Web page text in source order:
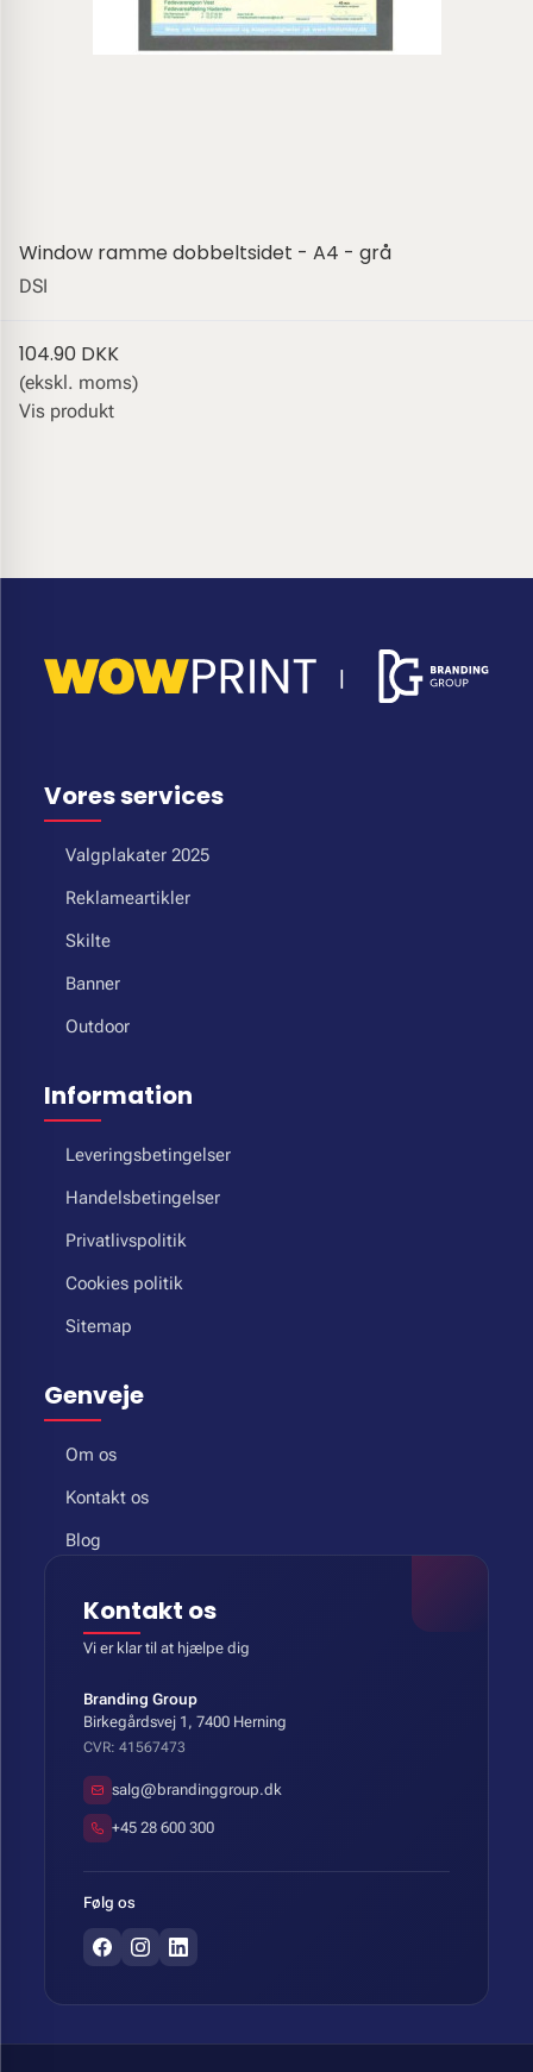
Window ramme dobbeltsidet - A4 - grå
DSI
104.90 DKK
(ekskl. moms)
Vis produkt
Vores services
Valgplakater 2025
Reklameartikler
Skilte
Banner
Outdoor
Information
Leveringsbetingelser
Handelsbetingelser
Privatlivspolitik
Cookies politik
Sitemap
Genveje
Om os
Kontakt os
Blog
Kontakt os
Vi er klar til at hjælpe dig
Branding Group
Birkegårdsvej 1, 7400 Herning
CVR: 41567473
salg@brandinggroup.dk
+45 28 600 300
Følg os